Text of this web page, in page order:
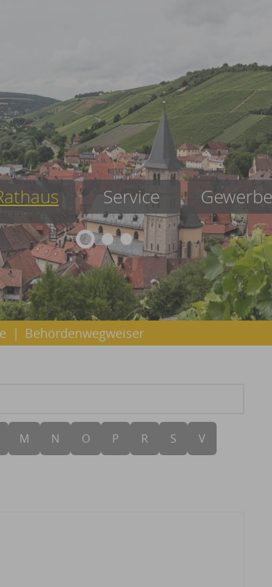
Service Gewerbe
| Behördenwegweiser
M N O P R S V